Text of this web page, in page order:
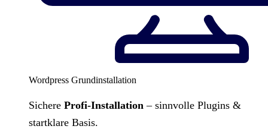
Wordpress Grundinstallation
Sichere Profi-Installation – sinnvolle Plugins &
startklare Basis.